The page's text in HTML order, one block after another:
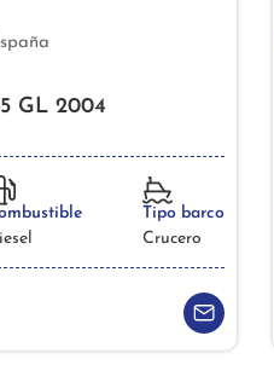
GL 2004
Tipo barco
Crucero